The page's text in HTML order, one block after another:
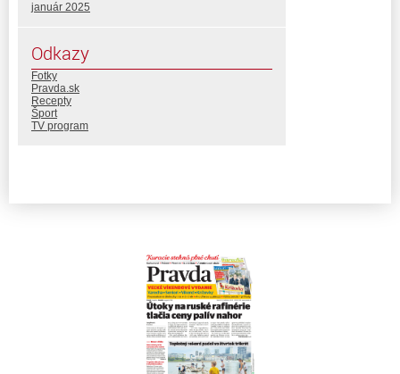
január 2025
Odkazy
Fotky
Pravda.sk
Recepty
Šport
TV program